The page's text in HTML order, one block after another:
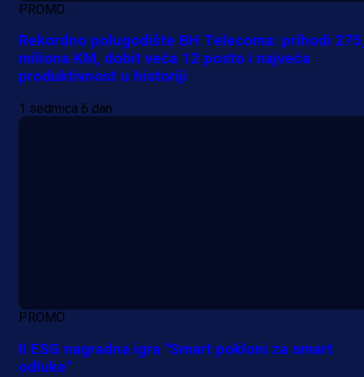
PROMO
Rekordno polugodište BH Telecoma: prihodi
miliona KM, dobit veća 12 posto i najveća
produktivnost u historiji
1 sedmica 6 dan
PROMO
II ESG nagradna igra "Smart pokloni za smart
odluke"